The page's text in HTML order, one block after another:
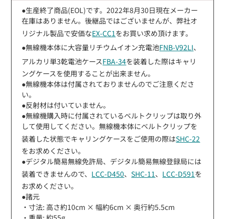
●生産終了商品(EOL)です。2022年8月30日現在メーカー
在庫はありません。後継品ではございませんが、弊社オ
リジナル製品で安価なEX-CC1 をお買い求め頂けます。
●無線機本体に大容量リチウムイオン充電池FNB-V92LI、
アルカリ単3乾電池ケースFBA-34を装着した際はキャリ
ングケースを使用することが出来ません。
●無線機本体は付属されておりませんのでご注意くださ
い。
●反射材は付いていません。
●無線機購入時に付属されているベルトクリップは取り外
して使用してください。無線機本体にベルトクリップを
装着した状態でキャリングケースをご使用の際はSHC-22
をお求めください。
●デジタル簡易無線免許局、デジタル簡易無線登録局には
装着できませんので、 LCC-D450、SHC-11 、 LCC-D591 を
お求めください。
●諸元
・寸法: 高さ約10cm × 幅約6cm × 奥行約5.5cm